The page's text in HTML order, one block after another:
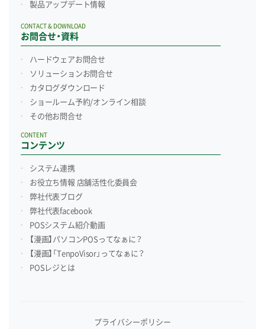
製品アップデート情報
お問合せ・資料
CONTACT & DOWNLOAD
ハードウェアお問合せ
ソリューションお問合せ
カタログダウンロード
ショールーム予約/オンライン相談
その他お問合せ
コンテンツ
CONTENT
システム連携
お役立ち情報 店舗活性化委員会
弊社代表ブログ
弊社代表facebook
POSシステム紹介動画
【漫画】パソコンPOSってなぁに？
【漫画】「TenpoVisor」ってなぁに？
POSレジとは
プライバシーポリシー